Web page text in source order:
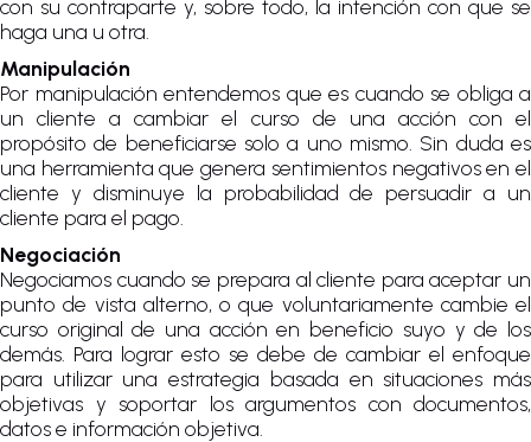
con su contraparte y, sobre todo, la intención con que se
haga una u otra.
Manipulación
Por manipulación entendemos que es cuando se obliga a
un cliente a cambiar el curso de una acción con el
propósito de beneficiarse solo a uno mismo. Sin duda es
una herramienta que genera sentimientos negativos en el
cliente y disminuye la probabilidad de persuadir a un
cliente para el pago.
Negociación
Negociamos cuando se prepara al cliente para aceptar un
punto de vista alterno, o que voluntariamente cambie el
curso original de una acción en beneficio suyo y de los
demás. Para lograr esto se debe de cambiar el enfoque
para utilizar una estrategia basada en situaciones más
objetivas y soportar los argumentos con documentos,
datos e información objetiva.